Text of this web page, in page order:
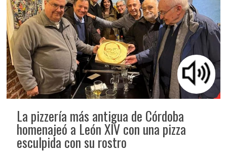
La pizzería más antigua de Córdoba
homenajeó a León XIV con una pizza
esculpida con su rostro